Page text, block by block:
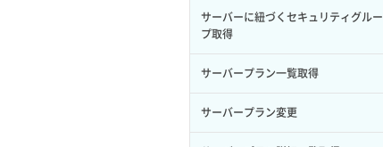
ロール一覧取得
ボリューム作成
ボリューム削除
ボリューム更新
ボリューム詳細一覧取得
サーバーに紐づくセキュリティグルー
プ取得
サーバープラン一覧取得
サーバープラン変更